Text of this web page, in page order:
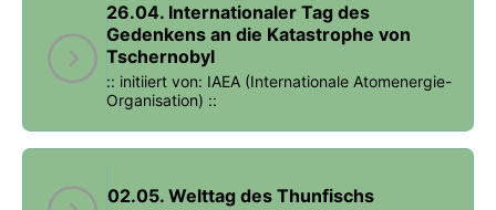
26.04. Internationaler Tag des
Gedenkens an die Katastrophe von
Tschernobyl
:: initiiert von: IAEA (Internationale Atomenergie-
Organisation) ::
02.05. Welttag des Thunfischs